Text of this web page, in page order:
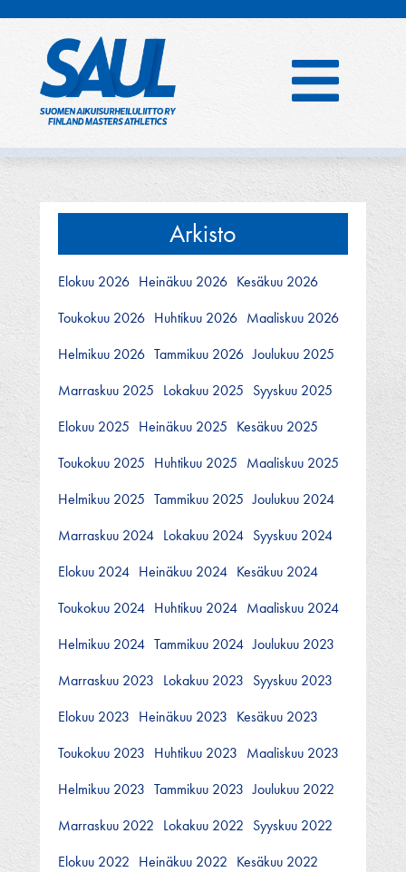
Arkisto
Elokuu 2026 Heinäkuu 2026 Kesäkuu 2026
Toukokuu 2026 Huhtikuu 2026 Maaliskuu 2026
Helmikuu 2026 Tammikuu 2026 Joulukuu 2025
Marraskuu 2025 Lokakuu 2025 Syyskuu 2025
Elokuu 2025 Heinäkuu 2025 Kesäkuu 2025
Toukokuu 2025 Huhtikuu 2025 Maaliskuu 2025
Helmikuu 2025 Tammikuu 2025 Joulukuu 2024
Marraskuu 2024 Lokakuu 2024 Syyskuu 2024
Elokuu 2024 Heinäkuu 2024 Kesäkuu 2024
Toukokuu 2024 Huhtikuu 2024 Maaliskuu 2024
Helmikuu 2024 Tammikuu 2024 Joulukuu 2023
Marraskuu 2023 Lokakuu 2023 Syyskuu 2023
Elokuu 2023 Heinäkuu 2023 Kesäkuu 2023
Toukokuu 2023 Huhtikuu 2023 Maaliskuu 2023
Helmikuu 2023 Tammikuu 2023 Joulukuu 2022
Marraskuu 2022 Lokakuu 2022 Syyskuu 2022
Elokuu 2022 Heinäkuu 2022 Kesäkuu 2022